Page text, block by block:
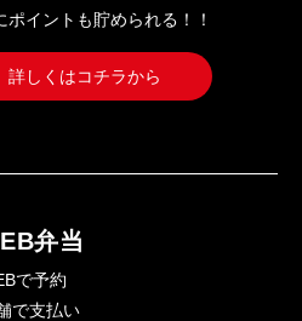
ポイントも貯められる！！
詳しくはコチラから
弁当
で予約
で支払い